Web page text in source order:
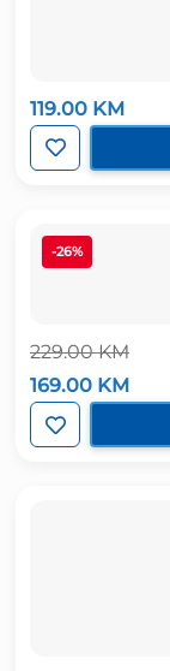
119.00 KM
-26%
229.00KM
Izvorna
cijena
bila
je:
169.00 KM